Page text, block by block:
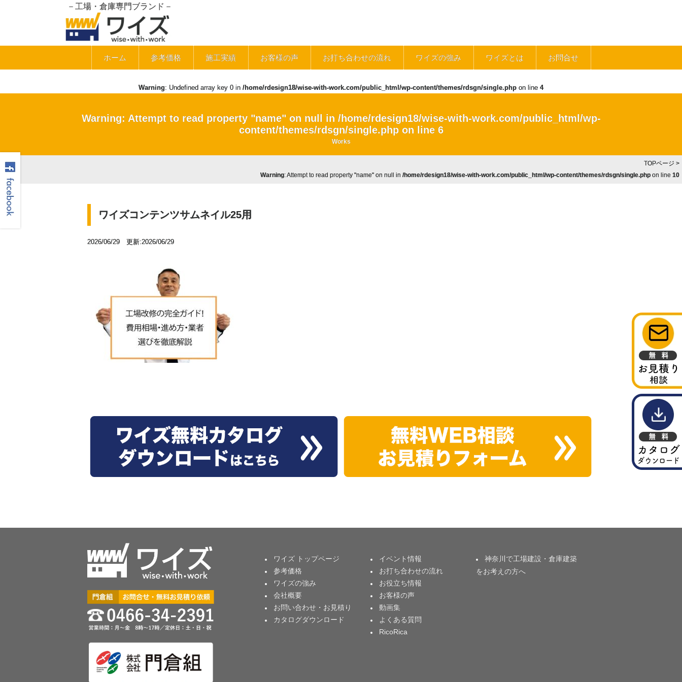
－工場・倉庫専門ブランド－
ホーム 参考価格 施工実績 お客様の声 お打ち合わせの流れ ワイズの強み ワイズとは お問合せ
Warning: Undefined array key 0 in /home/rdesign18/wise-with-work.com/public_html/wp-content/themes/rdsgn/single.php on line 4
Warning: Attempt to read property "name" on null in /home/rdesign18/wise-with-work.com/public_html/wp-
content/themes/rdsgn/single.phpon line 6
Works
TOPページ >
Warning: Attempt to read property "name" on null in /home/rdesign18/wise-with-work.com/public_html/wp-content/themes/rdsgn/single.php on line 10
ワイズコンテンツサムネイル25用
2026/06/29 更新:2026/06/29
ワイズ トップページ
参考価格
ワイズの強み
会社概要
お問い合わせ・お見積り
カタログダウンロード
イベント情報
お打ち合わせの流れ
お役立ち情報
お客様の声
動画集
よくある質問
RicoRica
神奈川で工場建設・倉庫建築
をお考えの方へ